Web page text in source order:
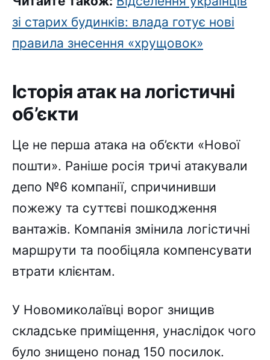
зі старих будинків: влада готує нові
правила знесення «хрущовок»
Історія атак на логістичні
об’єкти
Це не перша атака на об’єкти «Нової
пошти». Раніше росія тричі атакували
депо №6 компанії, спричинивши
пожежу та суттєві пошкодження
вантажів. Компанія змінила логістичні
маршрути та пообіцяла компенсувати
втрати клієнтам.
У Новомиколаївці ворог знищив
складське приміщення, унаслідок чого
було знищено понад 150 посилок.